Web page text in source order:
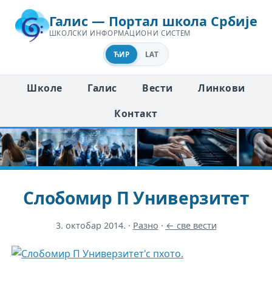
Галис — Портал школа Србије
ШКОЛСКИ ИНФОРМАЦИОНИ СИСТЕМ
ЋИР LAT
Школе Галис Вести
Линкови
Контакт
Слобомир П Универзитет
3. октобар 2014. · Разно · ← све вести